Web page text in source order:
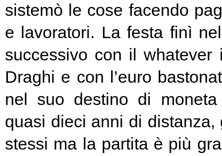
sistemò le cose facendo
e lavoratori. La festa finì
successivo con il whatever
Draghi e con l’euro
nel suo destino di
quasi dieci anni di
stessi ma la partita è più